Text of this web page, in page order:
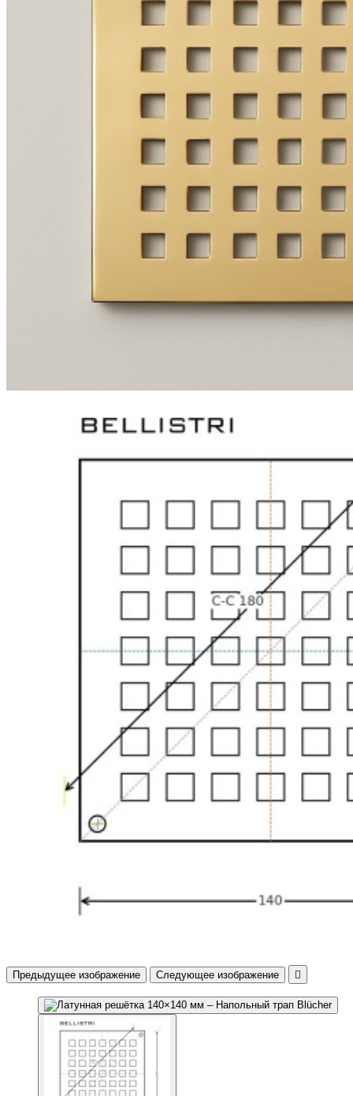
Предыдущее изображение Следующее изображение 